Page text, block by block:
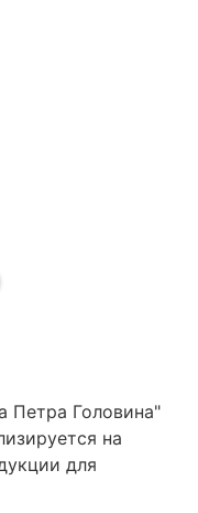
Петра Головина"
на
для